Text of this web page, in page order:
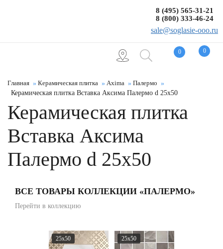
0 0
8 (495) 565-31-21
8 (800) 333-46-24
sale@soglasie-ooo.ru
Главная Керамическая плитка Axima
Палермо
Керамическая плитка Вставка Аксима Палермо d 25x50
Керамическая плитка
Вставка Аксима
Палермо d 25x50
ВСЕ ТОВАРЫ КОЛЛЕКЦИИ «ПАЛЕРМО»
Перейти в коллекцию
25x50 25x50